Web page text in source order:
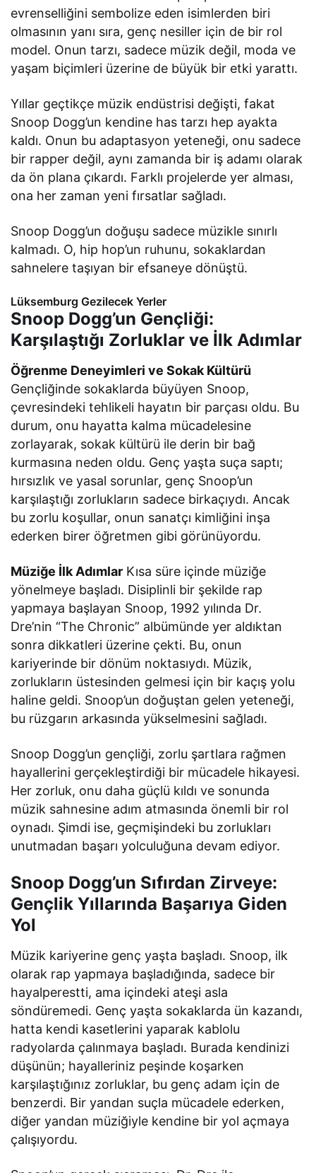
evrenselliğini sembolize eden isimlerden biri
olmasının yanı sıra, genç nesiller için de bir rol
model. Onun tarzı, sadece müzik değil, moda ve
yaşam biçimleri üzerine de büyük bir etki yarattı.
Yıllar geçtikçe müzik endüstrisi değişti, fakat
Snoop Dogg’un kendine has tarzı hep ayakta
kaldı. Onun bu adaptasyon yeteneği, onu sadece
bir rapper değil, aynı zamanda bir iş adamı olarak
da ön plana çıkardı. Farklı projelerde yer alması,
ona her zaman yeni fırsatlar sağladı.
Snoop Dogg’un doğuşu sadece müzikle sınırlı
kalmadı. O, hip hop’un ruhunu, sokaklardan
sahnelere taşıyan bir efsaneye dönüştü.
Lüksemburg Gezilecek Yerler
Snoop Dogg’un Gençliği:
Karşılaştığı Zorluklar ve İlk Adımlar
Öğrenme Deneyimleri ve Sokak Kültürü
Gençliğinde sokaklarda büyüyen Snoop,
çevresindeki tehlikeli hayatın bir parçası oldu. Bu
durum, onu hayatta kalma mücadelesine
zorlayarak, sokak kültürü ile derin bir bağ
kurmasına neden oldu. Genç yaşta suça saptı;
hırsızlık ve yasal sorunlar, genç Snoop’un
karşılaştığı zorlukların sadece birkaçıydı. Ancak
bu zorlu koşullar, onun sanatçı kimliğini inşa
ederken birer öğretmen gibi görünüyordu.
Müziğe İlk Adımlar Kısa süre içinde müziğe
yönelmeye başladı. Disiplinli bir şekilde rap
yapmaya başlayan Snoop, 1992 yılında Dr.
Dre’nin “The Chronic” albümünde yer aldıktan
sonra dikkatleri üzerine çekti. Bu, onun
kariyerinde bir dönüm noktasıydı. Müzik,
zorlukların üstesinden gelmesi için bir kaçış yolu
haline geldi. Snoop’un doğuştan gelen yeteneği,
bu rüzgarın arkasında yükselmesini sağladı.
Snoop Dogg’un gençliği, zorlu şartlara rağmen
hayallerini gerçekleştirdiği bir mücadele hikayesi.
Her zorluk, onu daha güçlü kıldı ve sonunda
müzik sahnesine adım atmasında önemli bir rol
oynadı. Şimdi ise, geçmişindeki bu zorlukları
unutmadan başarı yolculuğuna devam ediyor.
Snoop Dogg’un Sıfırdan Zirveye:
Gençlik Yıllarında Başarıya Giden
Yol
Müzik kariyerine genç yaşta başladı. Snoop, ilk
olarak rap yapmaya başladığında, sadece bir
hayalperestti, ama içindeki ateşi asla
söndüremedi. Genç yaşta sokaklarda ün kazandı,
hatta kendi kasetlerini yaparak kablolu
radyolarda çalınmaya başladı. Burada kendinizi
düşünün; hayalleriniz peşinde koşarken
karşılaştığınız zorluklar, bu genç adam için de
benzerdi. Bir yandan suçla mücadele ederken,
diğer yandan müziğiyle kendine bir yol açmaya
çalışıyordu.